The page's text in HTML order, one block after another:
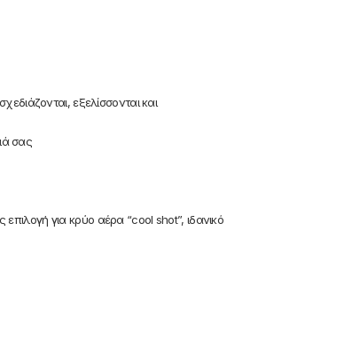
εξελίσσονται και
σας
για κρύο αέρα “cool shot”, ιδανικό